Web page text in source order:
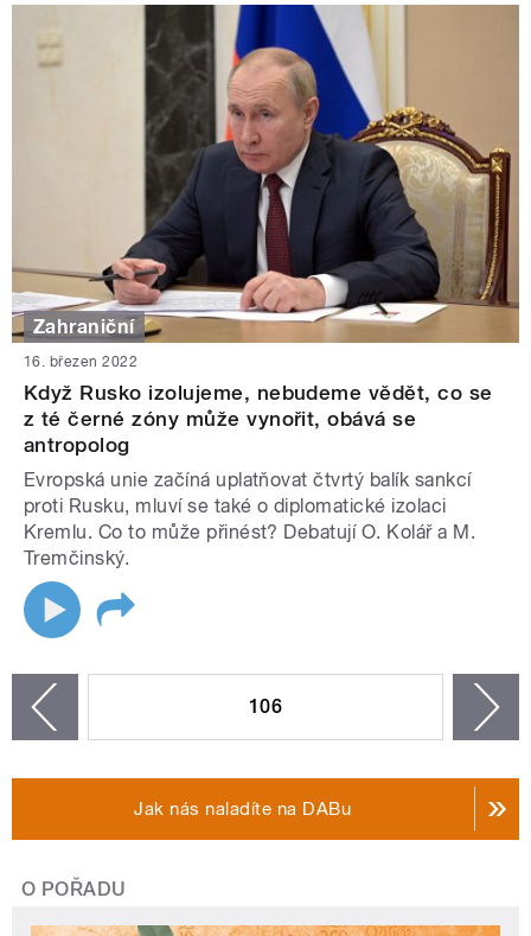
Zahraniční
16. březen 2022
Když Rusko izolujeme, nebudeme vědět, co se
z té černé zóny může vynořit, obává se
antropolog
Evropská unie začíná uplatňovat čtvrtý balík sankcí
proti Rusku, mluví se také o diplomatické izolaci
Kremlu. Co to může přinést? Debatují O. Kolář a M.
Tremčinský.
106
Jak nás naladíte na DABu
O POŘADU